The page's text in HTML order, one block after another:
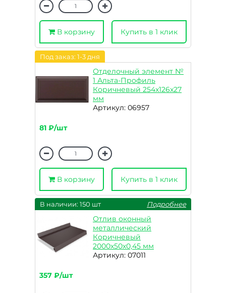
В корзину Купить в 1 клик
Под заказ: 1-3 дня
Отделочный элемент №
1 Альта-Профиль
Коричневый 254x126x27
мм
Артикул: 06957
81 ₽/шт
В корзину Купить в 1 клик
В наличии: 150 шт Подробнее
Отлив оконный
металлический
Коричневый
2000х50х0,45 мм
Артикул: 07011
357 ₽/шт